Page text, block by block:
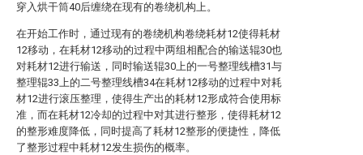
穿入烘干筒40后缠绕在现有的卷绕机构上。
在开始工作时，通过现有的卷绕机构卷绕耗材12使得耗材
12移动，在耗材12移动的过程中两组相配合的输送辊30也
对耗材12进行输送，同时输送辊30上的一号整理线槽31与
整理辊33上的二号整理线槽34在耗材12移动的过程中对耗
材12进行滚压整理，使得生产出的耗材12形成符合使用标
准，而在耗材12冷却的过程中对其进行整形，使得耗材12
的整形难度降低，同时提高了耗材12整形的便捷性，降低
了整形过程中耗材12发生损伤的概率。